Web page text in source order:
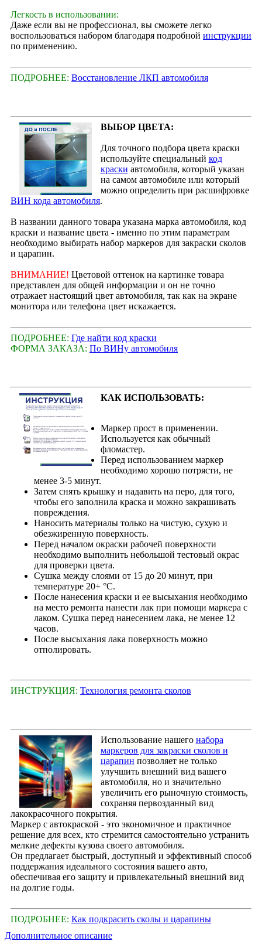
Легкость в использовании:
Даже если вы не профессионал, вы сможете легко
воспользоваться набором благодаря подробной инструкции
по применению.
ПОДРОБНЕЕ: Восстановление ЛКП автомобиля
ВЫБОР ЦВЕТА:
Для точного подбора цвета краски
используйте специальный код
краски автомобиля, который указан
на самом автомобиле или который
можно определить при расшифровке
ВИН кода автомобиля.
В названии данного товара указана марка автомобиля, код
краски и название цвета - именно по этим параметрам
необходимо выбирать набор маркеров для закраски сколов
и царапин.
ВНИМАНИЕ! Цветовой оттенок на картинке товара
представлен для общей информации и он не точно
отражает настоящий цвет автомобиля, так как на экране
монитора или телефона цвет искажается.
ПОДРОБНЕЕ: Где найти код краски
ФОРМА ЗАКАЗА: По ВИНу автомобиля
КАК ИСПОЛЬЗОВАТЬ:
Маркер прост в применении.
Используется как обычный
фломастер.
Перед использованием маркер
необходимо хорошо потрясти, не
менее 3-5 минут.
Затем снять крышку и надавить на перо, для того,
чтобы его заполнила краска и можно закрашивать
повреждения.
Наносить материалы только на чистую, сухую и
обезжиренную поверхность.
Перед началом окраски рабочей поверхности
необходимо выполнить небольшой тестовый окрас
для проверки цвета.
Сушка между слоями от 15 до 20 минут, при
температуре 20+ °С.
После нанесения краски и ее высыхания необходимо
на место ремонта нанести лак при помощи маркера с
лаком. Сушка перед нанесением лака, не менее 12
часов.
После высыхания лака поверхность можно
отполировать.
ИНСТРУКЦИЯ: Технология ремонта сколов
Использование нашего набора
маркеров для закраски сколов и
царапин позволяет не только
улучшить внешний вид вашего
автомобиля, но и значительно
увеличить его рыночную стоимость,
сохраняя первозданный вид
лакокрасочного покрытия.
Маркер с автокраской - это экономичное и практичное
решение для всех, кто стремится самостоятельно устранить
мелкие дефекты кузова своего автомобиля.
Он предлагает быстрый, доступный и эффективный способ
поддержания идеального состояния вашего авто,
обеспечивая его защиту и привлекательный внешний вид
на долгие годы.
ПОДРОБНЕЕ: Как подкрасить сколы и царапины
Дополнительное описание